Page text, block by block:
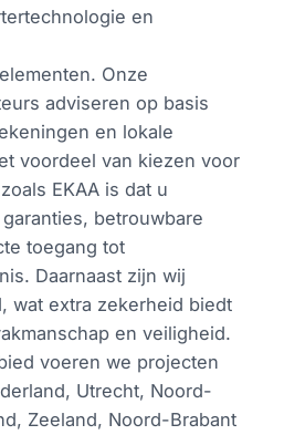
en
Onze
adviseren op basis
en lokale
voordeel van kiezen voor
EKAA is dat u
betrouwbare
toegang tot
Daarnaast zijn wij
wat extra zekerheid biedt
en veiligheid.
voeren we projecten
Utrecht, Noord-
Zeeland, Noord-Brabant